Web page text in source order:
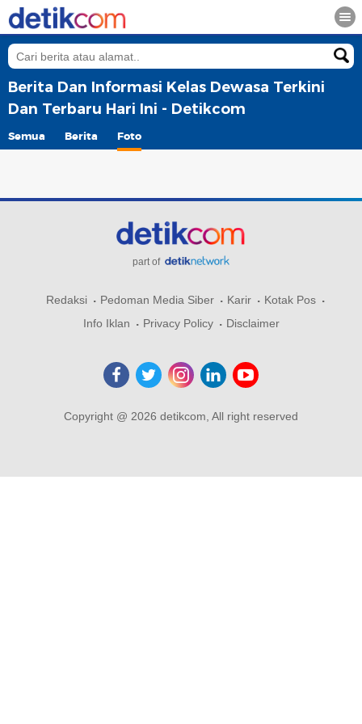
Berita Dan Informasi Kelas Dewasa Terkini
Dan Terbaru Hari Ini - Detikcom
Semua Berita Foto
part of
Redaksi Pedoman Media Siber Karir
Kotak Pos
Info Iklan
Privacy Policy Disclaimer
Copyright @ 2026 detikcom, All right reserved